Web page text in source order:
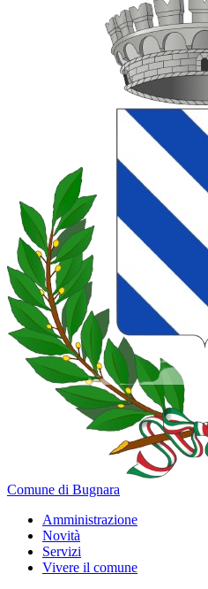
Comune di Bugnara
Amministrazione
Novità
Servizi
Vivere il comune